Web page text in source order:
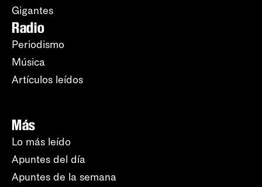
Gigantes
Radio
Periodismo
Música
Artículos leídos
Más
Lo más leído
Apuntes del día
Apuntes de la semana